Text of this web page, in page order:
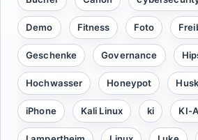
Demo Fitness Foto
Geschenke Governance
Hochwasser Honeypot
iPhone Kali Linux ki KI-